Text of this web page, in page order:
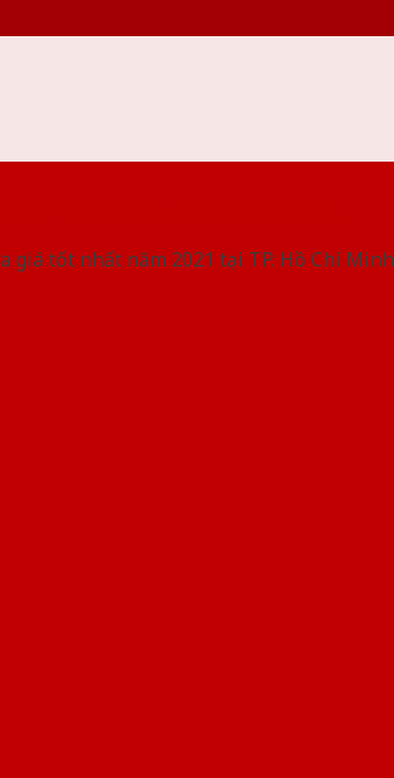
giá tốt nhất năm 2021 tại TP. Hồ Chí Minh